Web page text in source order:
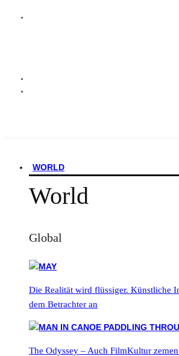
WORLD
World
Global
Die Realität wird flüssiger. Künstliche
dem Betrachter an
The Odyssey – Auch FilmKultur